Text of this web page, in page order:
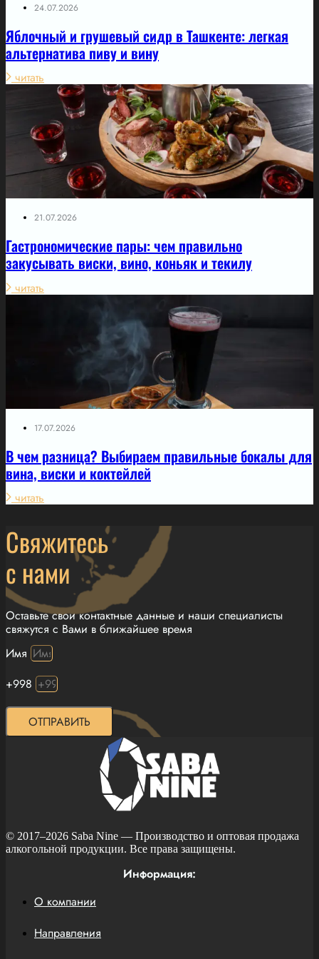
24.07.2026
Яблочный и грушевый сидр в Ташкенте: легкая
альтернатива пиву и вину
читать
21.07.2026
Гастрономические пары: чем правильно
закусывать виски, вино, коньяк и текилу
читать
17.07.2026
В чем разница? Выбираем правильные бокалы для
вина, виски и коктейлей
читать
Свяжитесь
с нами
Оставьте свои контактные данные и наши специалисты
свяжутся с Вами в ближайшее время
Имя
+998
ОТПРАВИТЬ
© 2017–2026 Saba Nine — Производство и оптовая продажа
алкогольной продукции. Все права защищены.
Информация:
О компании
Направления